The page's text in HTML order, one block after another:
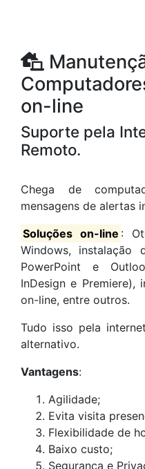
on-line
Suporte pela
Remoto.
Chega de
mensagens de alertas
Soluções on-line :
Windows, instalação
PowerPoint e
InDesign e Premiere),
on-line, entre outros.
Tudo isso pela
alternativo.
Vantagens:
Agilidade;
Evita visita
Flexibilidade de
Baixo custo;
Segurança e